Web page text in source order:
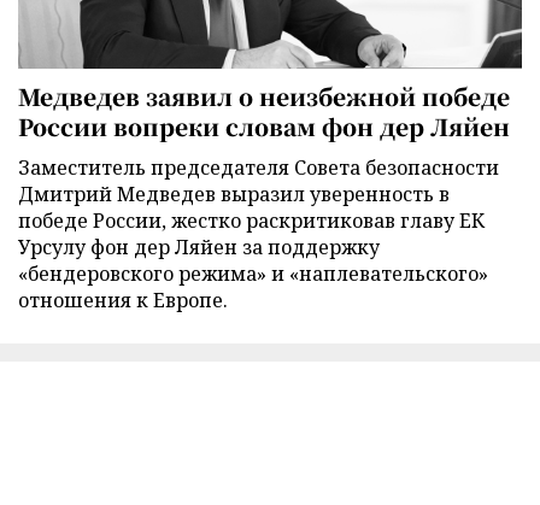
Медведев заявил о неизбежной победе
России вопреки словам фон дер Ляйен
Заместитель председателя Совета безопасности
Дмитрий Медведев выразил уверенность в
победе России, жестко раскритиковав главу ЕК
Урсулу фон дер Ляйен за поддержку
«бендеровского режима» и «наплевательского»
отношения к Европе.